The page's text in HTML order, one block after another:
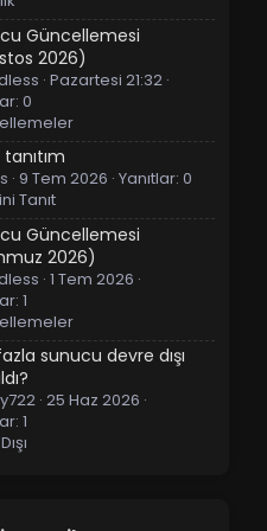
Güncellemesi
2026)
Pazartesi 21:32
0
9 Tem 2026 Yanıtlar: 0
Tanıt
Güncellemesi
2026)
1 Tem 2026
1
sunucu devre dışı
25 Haz 2026
1